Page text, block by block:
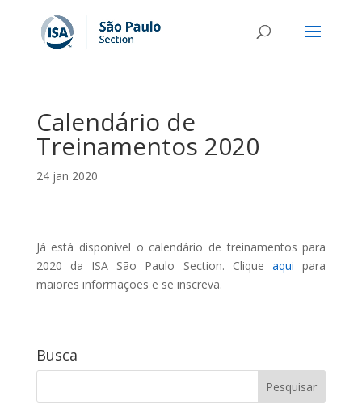
Calendário de
Treinamentos 2020
24 jan 2020
Já está disponível o calendário de treinamentos para
2020 da ISA São Paulo Section. Cliqueaqui para
maiores informações e se inscreva.
Busca